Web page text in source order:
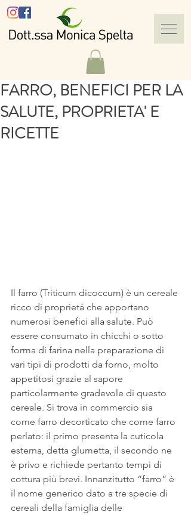
FARRO, BENEFICI PER LA
SALUTE, PROPRIETA' E
RICETTE
Il farro (Triticum dicoccum) è un cereale
ricco di proprietà che apportano
numerosi benefici alla salute. Può
essere consumato in chicchi o sotto
forma di farina nella preparazione di
vari tipi di prodotti da forno, molto
appetitosi grazie al sapore
particolarmente gradevole di questo
cereale. Si trova in commercio sia
come farro decorticato che come farro
perlato: il primo presenta la cuticola
esterna, detta glumetta, il secondo ne
è privo e richiede pertanto tempi di
cottura più brevi. Innanzitutto “farro” è
il nome generico dato a tre specie di
cereali della famiglia delle